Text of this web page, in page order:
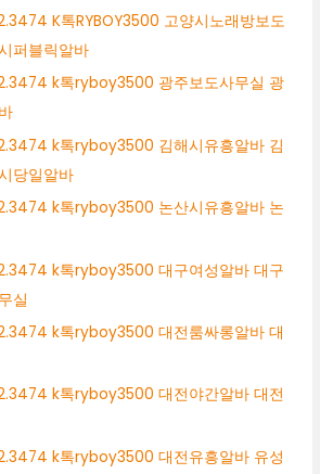
K톡RYBOY3500 고양시노래방보도
퍼블릭알바
k톡ryboy3500 광주보도사무실 광
k톡ryboy3500 김해시유흥알바 김
당일알바
k톡ryboy3500 논산시유흥알바 논
k톡ryboy3500 대구여성알바 대구
실
k톡ryboy3500 대전룸싸롱알바 대
k톡ryboy3500 대전야간알바 대전
k톡ryboy3500 대전유흥알바 유성